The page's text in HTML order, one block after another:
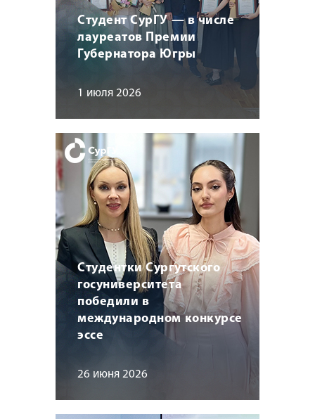
Студент СурГУ — в числе
лауреатов Премии
Губернатора Югры
1 июля 2026
Студентки Сургутского
госуниверситета
победили в
международном конкурсе
эссе
26 июня 2026